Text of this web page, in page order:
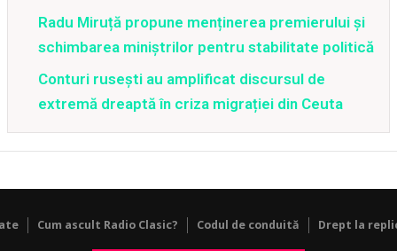
Radu Miruță propune menținerea premierului și
schimbarea miniștrilor pentru stabilitate politică
Conturi rusești au amplificat discursul de
extremă dreaptă în criza migrației din Ceuta
Cum ascult Radio Clasic? Codul de conduită Drept la